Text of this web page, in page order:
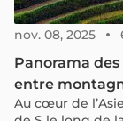
nov. 08, 2025
Panorama
entre
Au cœur de